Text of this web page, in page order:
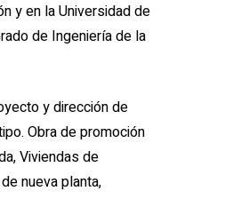
y en la Universidad de
de Ingeniería de la
y dirección de
Obra de promoción
Viviendas de
nueva planta,